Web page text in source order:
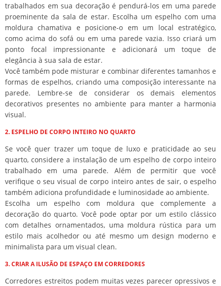
trabalhados em sua decoração é pendurá-los em uma parede
proeminente da sala de estar. Escolha um espelho com uma
moldura chamativa e posicione-o em um local estratégico,
como acima do sofá ou em uma parede vazia. Isso criará um
ponto focal impressionante e adicionará um toque de
elegância à sua sala de estar.
Você também pode misturar e combinar diferentes tamanhos e
formas de espelhos, criando uma composição interessante na
parede. Lembre-se de considerar os demais elementos
decorativos presentes no ambiente para manter a harmonia
visual.
2. ESPELHO DE CORPO INTEIRO NO QUARTO
Se você quer trazer um toque de luxo e praticidade ao seu
quarto, considere a instalação de um espelho de corpo inteiro
trabalhado em uma parede. Além de permitir que você
verifique o seu visual de corpo inteiro antes de sair, o espelho
também adiciona profundidade e luminosidade ao ambiente.
Escolha um espelho com moldura que complemente a
decoração do quarto. Você pode optar por um estilo clássico
com detalhes ornamentados, uma moldura rústica para um
estilo mais acolhedor ou até mesmo um design moderno e
minimalista para um visual clean.
3. CRIAR A ILUSÃO DE ESPAÇO EM CORREDORES
Corredores estreitos podem muitas vezes parecer opressivos e